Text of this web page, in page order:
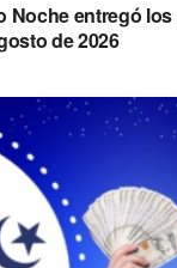
Noche entregó
de 2026